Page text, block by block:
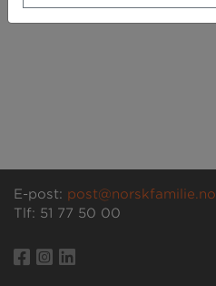
E-post: post@norskfamilie.no
Tlf: 51 77 50 00